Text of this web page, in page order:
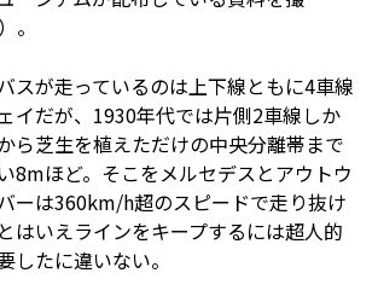
。
スが走っているのは上下線ともに4車線
イだが、1930年代では片側2車線しか
ら芝生を植えただけの中央分離帯まで
8mほど。そこをメルセデスとアウトウ
ーは360km/h超のスピードで走り抜け
はいえラインをキープするには超人的
したに違いない。